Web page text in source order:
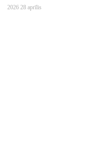
2026 28 aprīlis